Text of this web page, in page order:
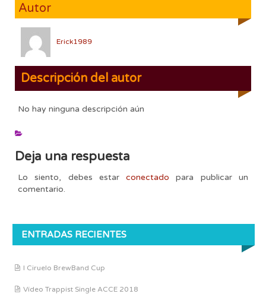
Autor
Erick1989
Descripción del autor
No hay ninguna descripción aún
Deja una respuesta
Lo siento, debes estarconectado para publicar un
comentario.
ENTRADAS RECIENTES
I Ciruelo BrewBand Cup
Vídeo Trappist Single ACCE 2018